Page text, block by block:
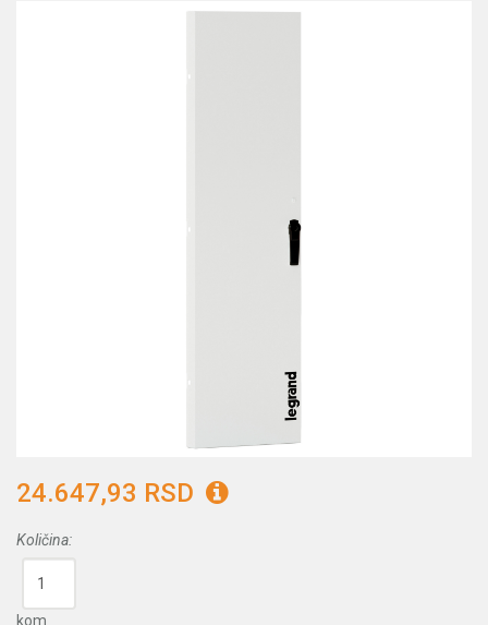
24.647,93 RSD
Količina:
kom